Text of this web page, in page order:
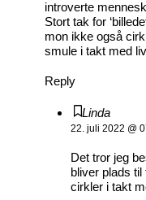
introverte
Stort tak for
mon ikke også
smule i takt med
Reply
Linda
22. juli 2022 @
Det tror jeg
bliver plads
cirkler i takt